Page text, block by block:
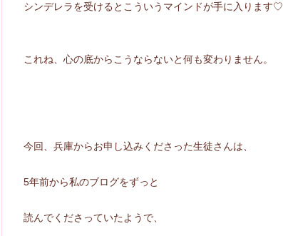
シンデレラを受けるとこういうマインドが手に入ります♡
これね、心の底からこうならないと何も変わりません。
今回、兵庫からお申し込みくださった生徒さんは、
5年前から私のブログをずっと
読んでくださっていたようで、